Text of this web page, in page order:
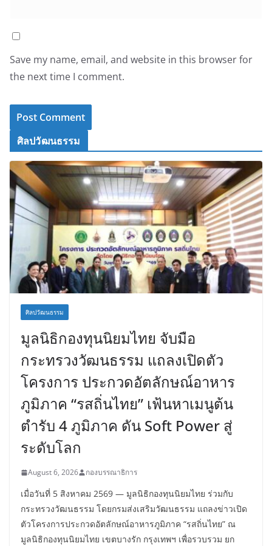
Save my name, email, and website in this browser for
the next time I comment.
ศิลปวัฒนธรรม
ศิลปวัฒนธรรม
มูลนิธิกองทุนนิยมไทย จับมือ
กระทรวงวัฒนธรรม แถลงเปิดตัว
โครงการ ประกวดอัตลักษณ์อาหาร
ภูมิภาค “รสถิ่นไทย” เฟ้นหาเมนูต้น
ตำรับ 4 ภูมิภาค ดัน Soft Power สู่
ระดับโลก
August 6, 2026 กองบรรณาธิการ
เมื่อวันที่ 5 สิงหาคม 2569 — มูลนิธิกองทุนนิยมไทย ร่วมกับ
กระทรวงวัฒนธรรม โดยกรมส่งเสริมวัฒนธรรม แถลงข่าวเปิด
ตัวโครงการประกวดอัตลักษณ์อาหารภูมิภาค “รสถิ่นไทย” ณ
มูลนิธิกองทุนนิยมไทย เขตบางรัก กรุงเทพฯ เพื่อรวบรวม ยก